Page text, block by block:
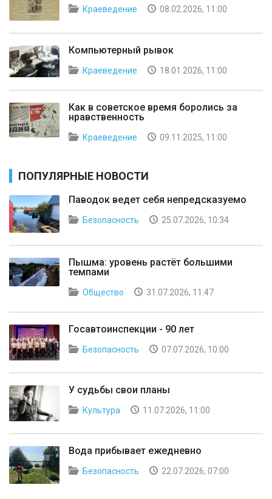
Краеведение 08.02.2026, 11:00
Компьютерный рывок
Краеведение 18.01.2026, 11:00
Как в советское время боролись за
нравственность
Краеведение 09.11.2025, 11:00
ПОПУЛЯРНЫЕ НОВОСТИ
Паводок ведет себя непредсказуемо
Безопасность 25.07.2026, 10:34
Пышма: уровень растёт большими
темпами
Общество 31.07.2026, 11:47
Госавтоинспекции - 90 лет
Безопасность 07.07.2026, 10:00
У судьбы свои планы
Культура 11.07.2026, 11:00
Вода прибывает ежедневно
Безопасность 22.07.2026, 07:00